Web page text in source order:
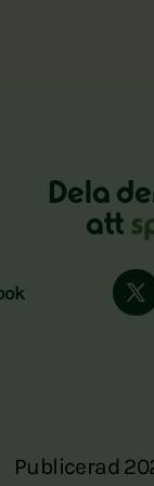
Dela
att
Publicerad